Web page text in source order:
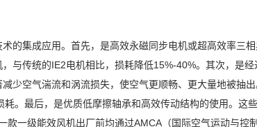
的集成应用。首先，是高效永磁同步电机或超高效率三
与传统的IE2电机相比，损耗降低15%-40%。其次，是
少空气湍流和涡流损失，使空气更顺畅、更大量地被抽
。最后，是优质低摩擦轴承和高效传动结构的使用。这
款一级能效风机出厂前均通过AMCA（国际空气运动与控